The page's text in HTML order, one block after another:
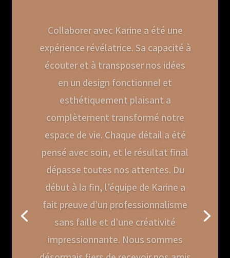
Collaborer avec Karine a été une
expérience révélatrice. Sa capacité à
écouter et à transposer nos idées
en un design fonctionnel et
esthétiquement plaisant a
complètement transformé notre
espace de vie. Chaque détail a été
pensé avec soin, et le résultat final
dépasse toutes nos attentes. Du
début à la fin, l’équipe de Karine a
fait preuve d’un professionnalisme
sans faille et d’une créativité
impressionnante. Nous sommes